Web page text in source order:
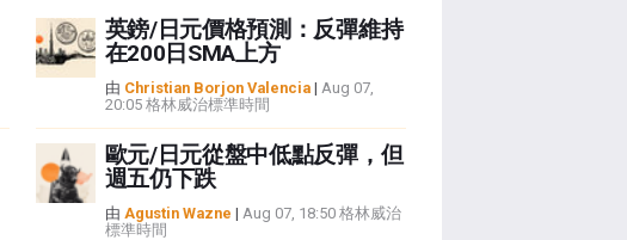
英鎊/日元價格預測：反彈維持
在200日SMA上方
由 Christian Borjon Valencia| Aug 07,
20:05 格林威治標準時間
歐元/日元從盤中低點反彈，但
週五仍下跌
由 Agustin Wazne | Aug 07, 18:50 格林威治
標準時間